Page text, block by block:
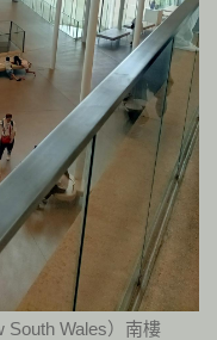
South Wales）南樓